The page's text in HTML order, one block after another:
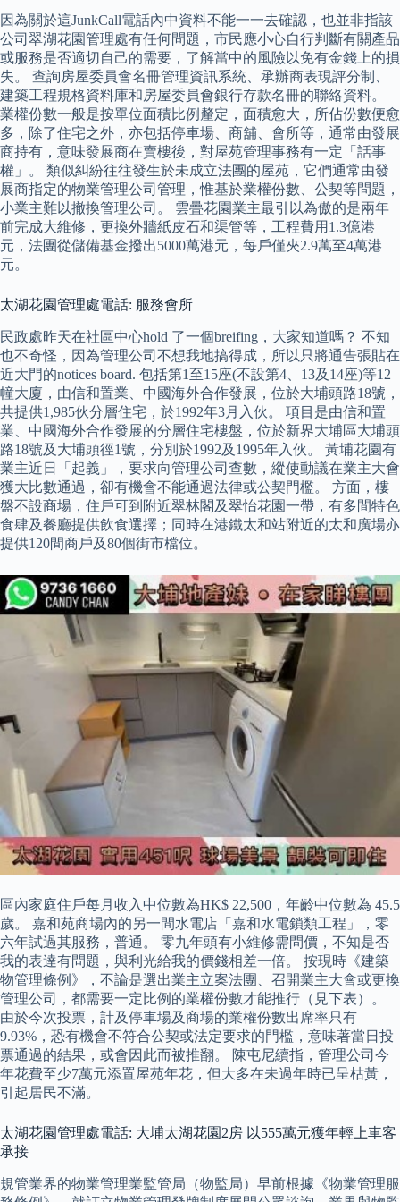
因為關於這JunkCall電話內中資料不能一一去確認，也並非指該
公司翠湖花園管理處有任何問題，市民應小心自行判斷有關產品
或服務是否適切自己的需要，了解當中的風險以免有金錢上的損
失。 查詢房屋委員會名冊管理資訊系統、承辦商表現評分制、
建築工程規格資料庫和房屋委員會銀行存款名冊的聯絡資料。
業權份數一般是按單位面積比例釐定，面積愈大，所佔份數便愈
多，除了住宅之外，亦包括停車場、商舖、會所等，通常由發展
商持有，意味發展商在賣樓後，對屋苑管理事務有一定「話事
權」。 類似糾紛往往發生於未成立法團的屋苑，它們通常由發
展商指定的物業管理公司管理，惟基於業權份數、公契等問題，
小業主難以撤換管理公司。 雲疊花園業主最引以為傲的是兩年
前完成大維修，更換外牆紙皮石和渠管等，工程費用1.3億港
元，法團從儲備基金撥出5000萬港元，每戶僅夾2.9萬至4萬港
元。
太湖花園管理處電話: 服務會所
民政處昨天在社區中心hold 了一個breifing，大家知道嗎？ 不知
也不奇怪，因為管理公司不想我地搞得成，所以只將通告張貼在
近大門的notices board. 包括第1至15座(不設第4、13及14座)等12
幢大廈，由信和置業、中國海外合作發展，位於大埔頭路18號，
共提供1,985伙分層住宅，於1992年3月入伙。 項目是由信和置
業、中國海外合作發展的分層住宅樓盤，位於新界大埔區大埔頭
路18號及大埔頭徑1號，分別於1992及1995年入伙。 黃埔花園有
業主近日「起義」，要求向管理公司查數，縱使動議在業主大會
獲大比數通過，卻有機會不能通過法律或公契門檻。 方面，樓
盤不設商場，住戶可到附近翠林閣及翠怡花園一帶，有多間特色
食肆及餐廳提供飲食選擇；同時在港鐵太和站附近的太和廣場亦
提供120間商戶及80個街市檔位。
區內家庭住戶每月收入中位數為HK$ 22,500，年齡中位數為 45.5
歲。 嘉和苑商場內的另一間水電店「嘉和水電鎖類工程」，零
六年試過其服務，普通。 零九年頭有小維修需問價，不知是否
我的表達有問題，與利光給我的價錢相差一倍。 按現時《建築
物管理條例》，不論是選出業主立案法團、召開業主大會或更換
管理公司，都需要一定比例的業權份數才能推行（見下表）。
由於今次投票，計及停車場及商場的業權份數出席率只有
9.93%，恐有機會不符合公契或法定要求的門檻，意味著當日投
票通過的結果，或會因此而被推翻。 陳屯尼續指，管理公司今
年花費至少7萬元添置屋苑年花，但大多在未過年時已呈枯黃，
引起居民不滿。
太湖花園管理處電話: 大埔太湖花園2房 以555萬元獲年輕上車客
承接
規管業界的物業管理業監管局（物監局）早前根據《物業管理服